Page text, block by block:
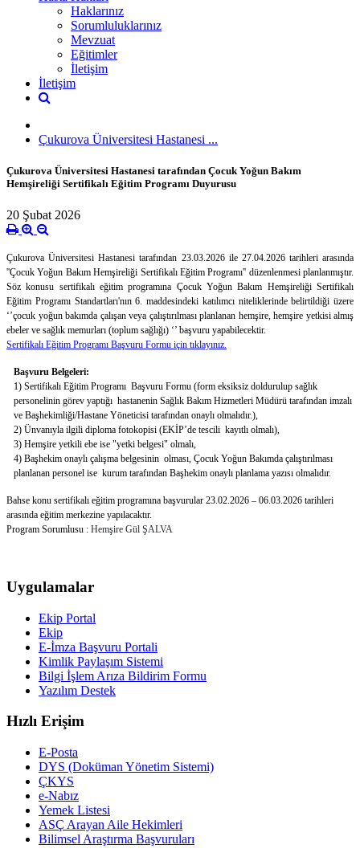
Haklarınız
Sorumluluklarınız
Mevzuat
Eğitimler
İletişim
İletişim
Çukurova Üniversitesi Hastanesi ...
Çukurova Üniversitesi Hastanesi tarafından Çocuk Yoğun Bakım
Hemşireliği Sertifikalı Eğitim Programı Duyurusu
20 Şubat 2026
Çukurova Üniversitesi Hastanesi tarafından 23.03.2026 ile 27.04.2026 tarihleri arasında
''Çocuk Yoğun Bakım Hemşireliği Sertifikalı Eğitim Programı'' düzenlenmesi planlanmıştır.
Söz konusu sertifikalı eğitim programına Çocuk Yoğun Bakım Hemşireliği Sertifikalı
Eğitim Programı Standartları'nın 6. maddesindeki katılımcı niteliklerinde belirtildiği üzere
‘’çocuk yoğun bakımda çalışan veya çalıştırılması planlanan hemşire, hemşire yetkisi almış
ebeler ve sağlık memurları (toplum sağlığı) ‘’ başvuru yapabilecektir.
Sertifikalı Eğitim Programı Başvuru Formu için tıklayınız.
Başvuru Belgeleri:
1) Sertifikalı Eğitim Programı Başvuru Formu (form eksiksiz doldurulup sağlık
personelinin görev yaptığı hastanenin Sağlık Bakım Hizmetleri Müdürü tarafından imzalı
ve Başhekimliği/Hastane Yöneticisi tarafından onaylı olmalıdır.),
2) Ünvanıyla ilgili diploma fotokopisi (EKİP’de tescili kayıtlı olmalı),
3) Hemşire yetkili ebe ise "yetki belgesi" olmalı,
4) Başhekim onaylı çalışma belgesinin olması, Çocuk Yoğun Bakımda çalıştırılması
planlanan personel ise kurum tarafından Başhekim onaylı planlama yazısı olmalıdır.
Bahse konu sertifikalı eğitim programına başvurular 23.02.2026 – 06.03.2026 tarihleri
arasında eğitim merkezine yapılacaktır.
Program Sorumlusu : Hemşire Gül ŞALVA
Uygulamalar
Ekip Portal
Ekip
E-İmza Başvuru Portali
Kimlik Paylaşım Sistemi
Bilgi İşlem Arıza Bildirim Formu
Yazılım Destek
Hızlı Erişim
E-Posta
DYS (Doküman Yönetim Sistemi)
ÇKYS
e-Nabız
Yemek Listesi
ASÇ Arayan Aile Hekimleri
Bilimsel Araştırma Başvuruları